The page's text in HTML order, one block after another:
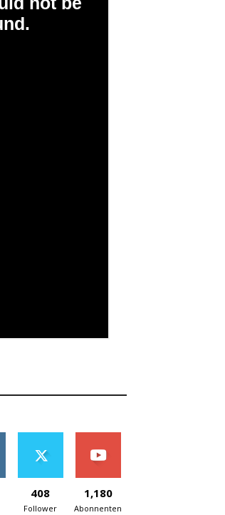
408
Follower
1,180
Abonnenten